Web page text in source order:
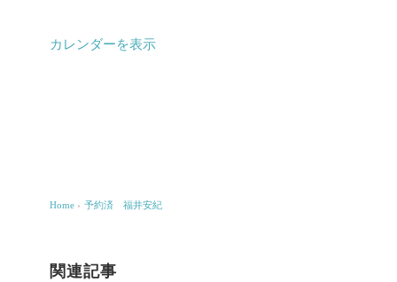
井
カレンダーを表示
Home › 予約済 福井安紀
関連記事